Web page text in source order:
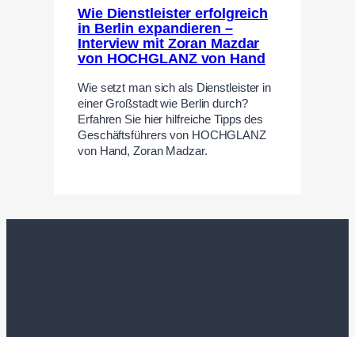
Wie Dienstleister erfolgreich
in Berlin expandieren –
Interview mit Zoran Mazdar
von HOCHGLANZ von Hand
Wie setzt man sich als Dienstleister in
einer Großstadt wie Berlin durch?
Erfahren Sie hier hilfreiche Tipps des
Geschäftsführers von HOCHGLANZ
von Hand, Zoran Madzar.